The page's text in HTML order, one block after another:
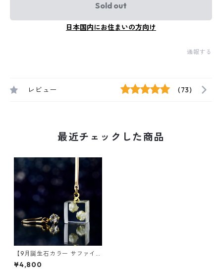
Sold out
日本国内にお住まいの方向け
通報する
レビュー (73)
最近チェックした商品
【9月誕生石カラー サファイ
ヤ】スワロフスキーとライス
フラワーのピアス/イヤリング
¥4,800